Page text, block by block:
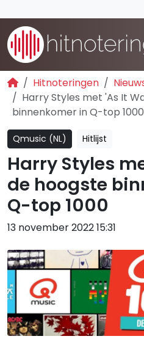
Hitnoteringen
Harry Styles met 'As It
binnenkomer in Q-top 1000
Qmusic (NL) Hitlijst
Harry Styles
de hoogste
Q-top 1000
13 november 2022 15:31